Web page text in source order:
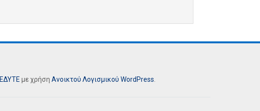
ΕΔΥΤΕ με χρήση Ανοικτού Λογισμικού WordPress